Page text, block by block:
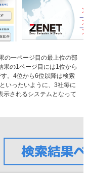
の一ページ目の最上位の部
果の1ページ目には1位から
。4位から6位以降は検索
いったいように、3社毎に
示されるシステムとなって